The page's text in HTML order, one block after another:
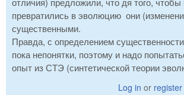
превратились в эволюцию они
существенными.
Правда, с определением
пока непонятки, поэтому и надо
опыт из СТЭ (синтетической теории
Log in or register